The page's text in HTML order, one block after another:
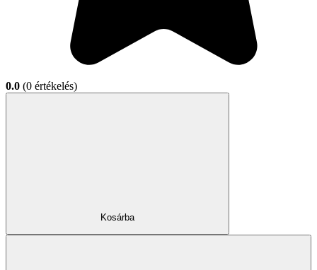
0.0 (0 értékelés)
Kosárba